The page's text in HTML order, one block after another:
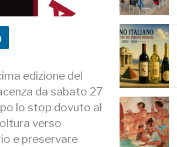
edizione del
da sabato 27
lo stop dovuto al
verso
e preservare